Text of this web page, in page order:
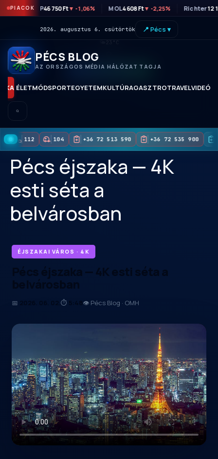
PIACOKOTP46 750 Ft▼ -1,06% MOL4 608 Ft▼ -2,25% Richter12
2026. augusztus 6. csütörtök 📍 Pécs ▾
KORAI HOZZÁFÉRÉS
PÉCS BLOG
AZ ORSZÁGOS MÉDIA HÁLÓZAT TAGJA
ÉLETMÓDSPORTEGYETEMKULTÚRAGASZTROTRAVELVIDEÓK
112 104 +36 72 513 590 +36 72 535 900
Pécs éjszaka — 4K
esti séta a
belvárosban
ÉJSZAKAI VÁROS · 4K
Pécs éjszaka — 4K esti séta a
belvárosban
📅 2026. 06. 02. ⏱ 5:48👁 Pécs Blog · OMH